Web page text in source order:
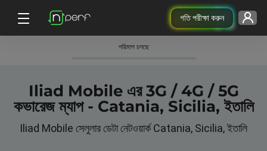
গতি পরীক্ষা করুন
পরিমাপ চলছে
Iliad Mobile এর 3G / 4G / 5G
কভারেজ ম্যাপ - Catania, Sicilia, ইতালি
Iliad Mobile সেলুলার ডেটা নেটওয়ার্ক Catania, Sicilia, ইতালি